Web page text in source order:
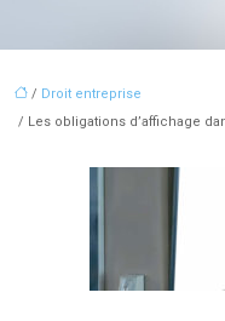
/ Droit entreprise
/ Les obligations d’affichage